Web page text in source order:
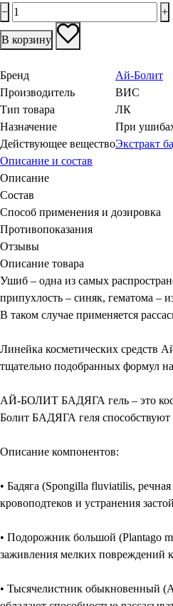
−
+
В корзину
Бренд
Ай-Болит
Производитель
ВИС
Тип товара
ЛК
Назначение
При
Действующее веществоЭкстракт
Описание и состав
Описание
Состав
Способ применения и дозировка
Противопоказания
Отзывы
Описание товара
Ушиб – одна из самых
припухлость – синяк, гематома –
В таком случае применяется
Линейка косметических средств
тщательно подобранных формул
АЙ-БОЛИТ БАДЯГА гель – это
Болит БАДЯГА геля
Описание компонентов:
• Бадяга (Spongilla fluviatilis,
кровоподтеков и устранения
• Подорожник большой (Plantago
заживления мелких повреждений
• Тысячелистник обыкновенный